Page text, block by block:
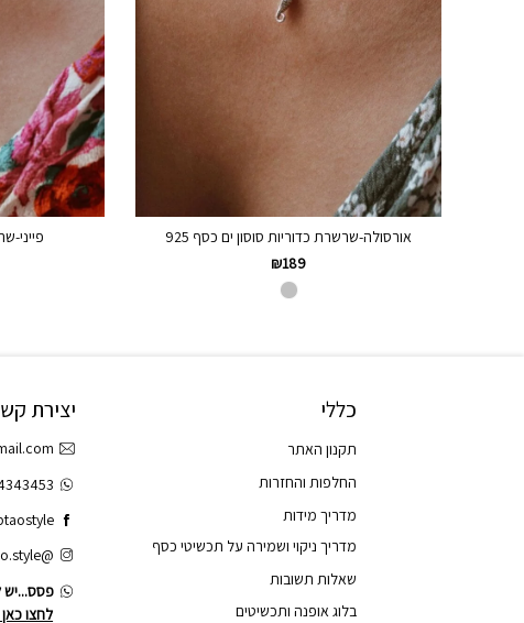
אורסולה-שרשרת כדוריות סוסון ים כסף 925
₪189
פייני-
כללי
תקנון האתר
החלפות והחזרות
מדריך מידות
מדריך ניקוי ושמירה על תכשיטי כסף
שאלות תשובות
בלוג אופנה ותכשיטים
יצירת
@tao.style
פסס...יש
לחצו